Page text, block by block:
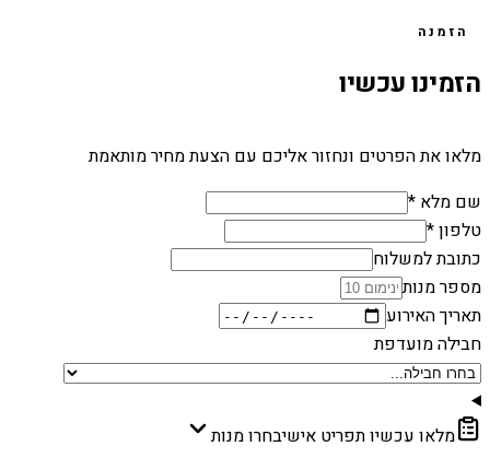
הזמנה
הזמינו עכשיו
מלאו את הפרטים ונחזור אליכם עם הצעת מחיר מותאמת
שם מלא *
טלפון *
כתובת למשלוח
מספר מנות
תאריך האירוע
חבילה מועדפת
מלאו עכשיו תפריט אישיבחרו מנות